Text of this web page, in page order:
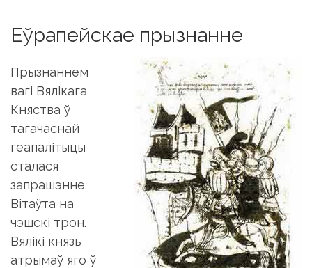
Еўрапейскае прызнанне
Прызнаннем
вагі Вялікага
Княства ў
тагачаснай
геапалітыцы
сталася
запрашэнне
Вітаўта на
чэшскі трон.
Вялікі князь
атрымаў яго ў